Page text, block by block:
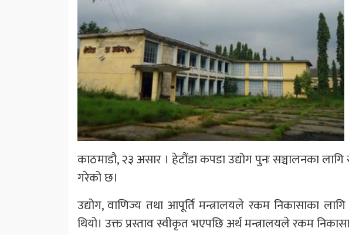
काठमाडौ, २३ असार । हेटौंडा कपडा उद्योग पुनः सञ्चालनका
गरेको छ।
उद्योग, वाणिज्य तथा आपूर्ति मन्त्रालयले रकम निकासाका लागि
थियो। उक्त प्रस्ताव स्वीकृत भएपछि अर्थ मन्त्रालयले रकम